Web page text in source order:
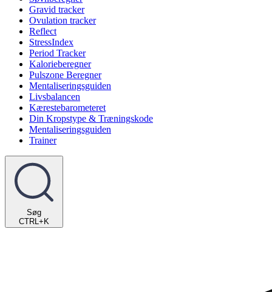
Gravid tracker
Ovulation tracker
Reflect
StressIndex
Period Tracker
Kalorieberegner
Pulszone Beregner
Mentaliseringsguiden
Livsbalancen
Kærestebarometeret
Din Kropstype & Træningskode
Mentaliseringsguiden
Trainer
Søg
CTRL+K